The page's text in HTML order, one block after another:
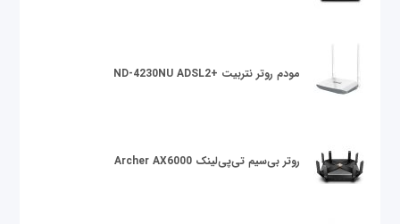
مودم روتر نتربیت +ND-4230NU ADSL2
روتر بی‌سیم تی‌پی‌لینک Archer AX6000